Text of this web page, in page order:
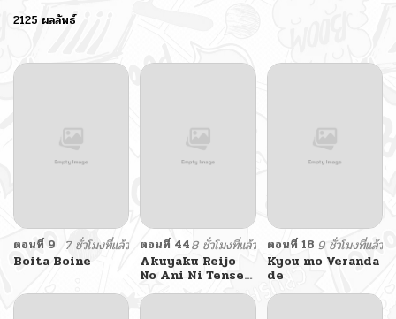
2125 ผลลัพธ์
ตอนที่ 9
7 ชั่วโมงที่แล้ว
Boita Boine
ตอนที่ 448 ชั่วโมงที่แล้ว
Akuyaku Reijo
No Ani Ni Tensei
Shimashita
ตอนที่ 18 9 ชั่วโมงที่แล้ว
Kyou mo Veranda
de